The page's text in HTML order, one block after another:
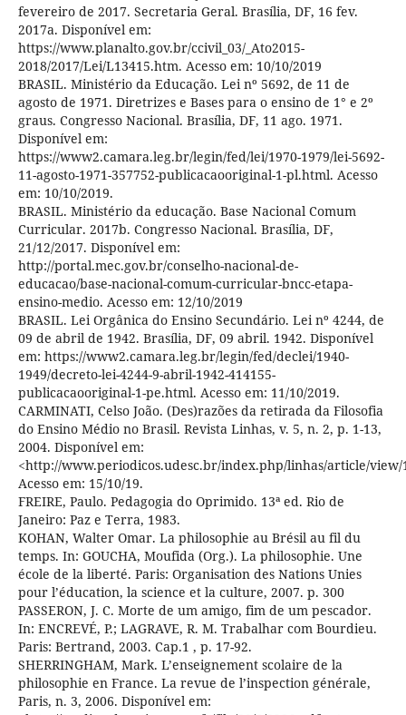
fevereiro de 2017. Secretaria Geral. Brasília, DF, 16 fev.
2017a. Disponível em:
https://www.planalto.gov.br/ccivil_03/_Ato2015-
2018/2017/Lei/L13415.htm. Acesso em: 10/10/2019
BRASIL. Ministério da Educação. Lei nº 5692, de 11 de
agosto de 1971. Diretrizes e Bases para o ensino de 1° e 2º
graus. Congresso Nacional. Brasília, DF, 11 ago. 1971.
Disponível em:
https://www2.camara.leg.br/legin/fed/lei/1970-1979/lei-5692-
11-agosto-1971-357752-publicacaooriginal-1-pl.html. Acesso
em: 10/10/2019.
BRASIL. Ministério da educação. Base Nacional Comum
Curricular. 2017b. Congresso Nacional. Brasília, DF,
21/12/2017. Disponível em:
http://portal.mec.gov.br/conselho-nacional-de-
educacao/base-nacional-comum-curricular-bncc-etapa-
ensino-medio. Acesso em: 12/10/2019
BRASIL. Lei Orgânica do Ensino Secundário. Lei nº 4244, de
09 de abril de 1942. Brasília, DF, 09 abril. 1942. Disponível
em: https://www2.camara.leg.br/legin/fed/declei/1940-
1949/decreto-lei-4244-9-abril-1942-414155-
publicacaooriginal-1-pe.html. Acesso em: 11/10/2019.
CARMINATI, Celso João. (Des)razões da retirada da Filosofia
do Ensino Médio no Brasil. Revista Linhas, v. 5, n. 2, p. 1-13,
2004. Disponível em:
<http://www.periodicos.udesc.br/index.php/linhas/article/view/
Acesso em: 15/10/19.
FREIRE, Paulo. Pedagogia do Oprimido. 13ª ed. Rio de
Janeiro: Paz e Terra, 1983.
KOHAN, Walter Omar. La philosophie au Brésil au fil du
temps. In: GOUCHA, Moufida (Org.). La philosophie. Une
école de la liberté. Paris: Organisation des Nations Unies
pour l’éducation, la science et la culture, 2007. p. 300
PASSERON, J. C. Morte de um amigo, fim de um pescador.
In: ENCREVÉ, P.; LAGRAVE, R. M. Trabalhar com Bourdieu.
Paris: Bertrand, 2003. Cap.1 , p. 17-92.
SHERRINGHAM, Mark. L’enseignement scolaire de la
philosophie en France. La revue de l’inspection générale,
Paris, n. 3, 2006. Disponível em: